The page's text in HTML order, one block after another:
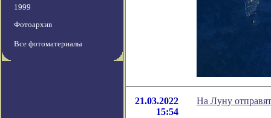
1999
Фотоархив
Все фотоматериалы
21.03.2022
15:54
На Луну